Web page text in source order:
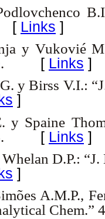
Links ]
y Vukovié
[ Links ]
y Birss V.I.:
]
y Spaine
[ Links ]
D.P.:
]
A.M.P.,
Chem.”